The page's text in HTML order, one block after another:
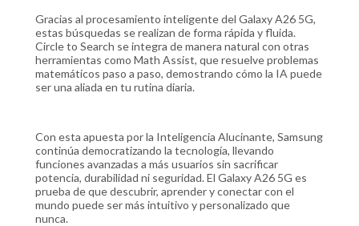
Gracias al procesamiento inteligente del Galaxy A26 5G,
estas búsquedas se realizan de forma rápida y fluida.
Circle to Search se integra de manera natural con otras
herramientas como Math Assist, que resuelve problemas
matemáticos paso a paso, demostrando cómo la IA puede
ser una aliada en tu rutina diaria.
Con esta apuesta por la Inteligencia Alucinante, Samsung
continúa democratizando la tecnología, llevando
funciones avanzadas a más usuarios sin sacrificar
potencia, durabilidad ni seguridad. El Galaxy A26 5G es
prueba de que descubrir, aprender y conectar con el
mundo puede ser más intuitivo y personalizado que
nunca.